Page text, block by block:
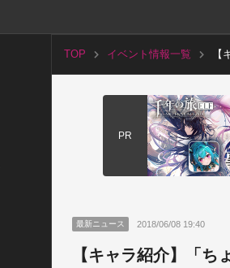
TOP イベント情報一覧
PR
最新ニュース 2018/06/08 19:40
【キャラ紹介】「ち